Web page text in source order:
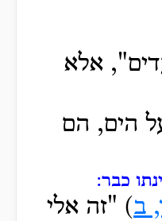
אלא
הים, הם
כבר:
ב) "זה אלי